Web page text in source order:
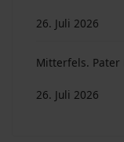
26. Juli 2026
Mitterfels. Pater
26. Juli 2026